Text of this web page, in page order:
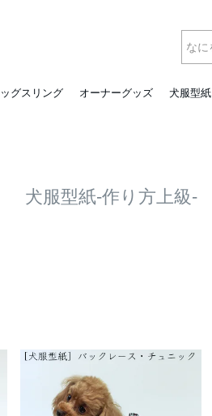
ッグスリング オーナーグッズ 犬服型紙
犬服型紙-作り方上級-